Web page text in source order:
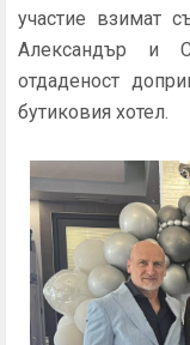
участие взимат
Александър и
отдаденост
бутиковия хотел.